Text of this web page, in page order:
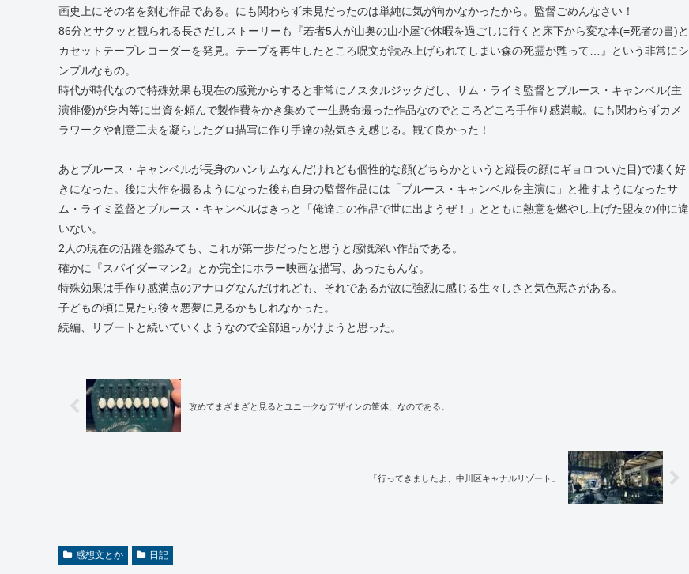
画史上にその名を刻む作品である。にも関わらず未見だったのは単純に気が向かなかったから。監督ごめんなさい！
86分とサクッと観られる長さだしストーリーも『若者5人が山奥の山小屋で休暇を過ごしに行くと床下から変な本(=死者の書)と
カセットテープレコーダーを発見。テープを再生したところ呪文が読み上げられてしまい森の死霊が甦って…』という非常にシ
ンプルなもの。
時代が時代なので特殊効果も現在の感覚からすると非常にノスタルジックだし、サム・ライミ監督とブルース・キャンベル(主
演俳優)が身内等に出資を頼んで製作費をかき集めて一生懸命撮った作品なのでところどころ手作り感満載。にも関わらずカメ
ラワークや創意工夫を凝らしたグロ描写に作り手達の熱気さえ感じる。観て良かった！
あとブルース・キャンベルが長身のハンサムなんだけれども個性的な顔(どちらかというと縦長の顔にギョロついた目)で凄く好
きになった。後に大作を撮るようになった後も自身の監督作品には「ブルース・キャンベルを主演に」と推すようになったサ
ム・ライミ監督とブルース・キャンベルはきっと「俺達この作品で世に出ようぜ！」とともに熱意を燃やし上げた盟友の仲に違
いない。
2人の現在の活躍を鑑みても、これが第一歩だったと思うと感慨深い作品である。
確かに『スパイダーマン2』とか完全にホラー映画な描写、あったもんな。
特殊効果は手作り感満点のアナログなんだけれども、それであるが故に強烈に感じる生々しさと気色悪さがある。
子どもの頃に見たら後々悪夢に見るかもしれなかった。
続編、リブートと続いていくようなので全部追っかけようと思った。
改めてまざまざと見るとユニークなデザインの筐体、なのである。
「行ってきましたよ、中川区キャナルリゾート」
感想文とか 日記